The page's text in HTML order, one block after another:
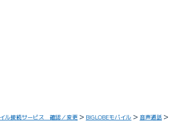
ル接続サービス 確認／変更 BIGLOBEモバイル 音声通話